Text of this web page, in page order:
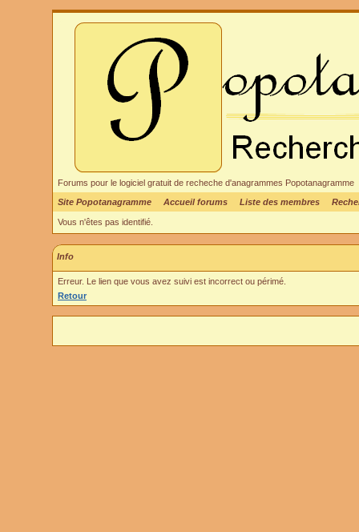
Forums pour le logiciel gratuit de recheche d'anagrammes Popotanagramme
Site Popotanagramme
Accueil forums Liste des membres
Vous n'êtes pas identifié.
Info
Erreur. Le lien que vous avez suivi est incorrect ou périmé.
Retour